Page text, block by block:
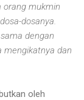
orang mukmin
dosanya.
dengan
mengikatnya dan
oleh